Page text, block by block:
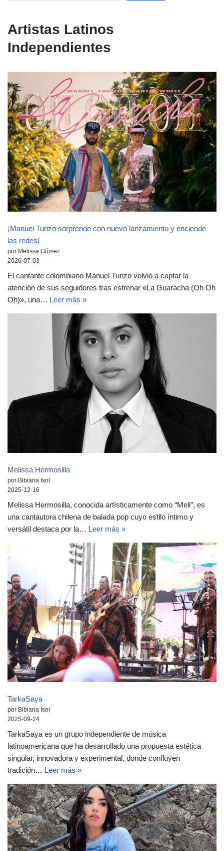
Artistas Latinos
Independientes
¡Manuel Turizo sorprende con nuevo lanzamiento y enciende
las redes!
por Melissa Gómez
2026-07-03
El cantante colombiano Manuel Turizo volvió a captar la
atención de sus seguidores tras estrenar «La Guaracha (Oh Oh
Oh)», una… Leer más »
Melissa Hermosilla
por Bibiana Isol
2025-12-16
Melissa Hermosilla, conocida artísticamente como “Meli”, es
una cantautora chilena de balada pop cuyo estilo íntimo y
versátil destaca por la… Leer más »
TarkaSaya
por Bibiana Isol
2025-09-24
TarkaSaya es un grupo independiente de música
latinoamericana que ha desarrollado una propuesta estética
singular, innovadora y experimental, donde confluyen
tradición… Leer más »